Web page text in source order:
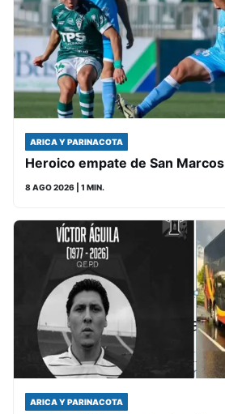
ARICA Y PARINACOTA
Heroico empate de San
8 AGO 2026 | 1 MIN.
ARICA Y PARINACOTA